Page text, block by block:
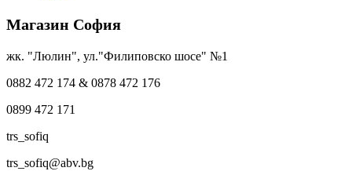
Магазин София
жк. "Люлин", ул."Филиповско шосе" №1
0882 472 174 & 0878 472 176
0899 472 171
trs_sofiq
trs_sofiq@abv.bg